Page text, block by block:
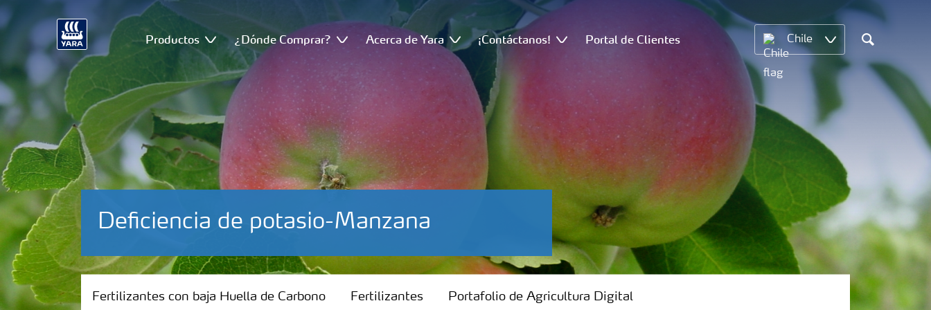
Productos ¿Dónde Comprar? Acerca de Yara ¡Contáctanos! Portal de Clientes Chile
Search
Deficiencia de potasio-Manzana
Fertilizantes con baja Huella de Carbono
Fertilizantes con baja Huella de Carbono Fertilizantes Portafolio de Agricultura Digital